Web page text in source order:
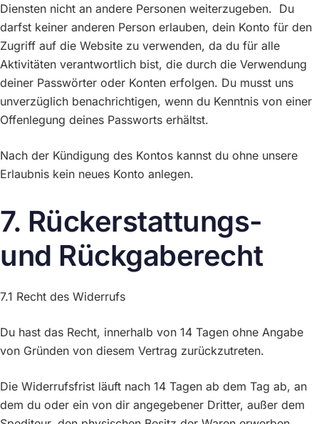
Diensten nicht an andere Personen weiterzugeben. Du
darfst keiner anderen Person erlauben, dein Konto für den
Zugriff auf die Website zu verwenden, da du für alle
Aktivitäten verantwortlich bist, die durch die Verwendung
deiner Passwörter oder Konten erfolgen. Du musst uns
unverzüglich benachrichtigen, wenn du Kenntnis von einer
Offenlegung deines Passworts erhältst.
Nach der Kündigung des Kontos kannst du ohne unsere
Erlaubnis kein neues Konto anlegen.
7. Rückerstattungs-
und Rückgaberecht
7.1 Recht des Widerrufs
Du hast das Recht, innerhalb von 14 Tagen ohne Angabe
von Gründen von diesem Vertrag zurückzutreten.
Die Widerrufsfrist läuft nach 14 Tagen ab dem Tag ab, an
dem du oder ein von dir angegebener Dritter, außer dem